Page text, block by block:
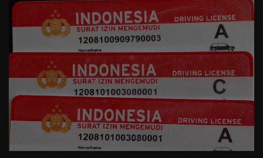
Opini
Liputan Khusus
Sosial